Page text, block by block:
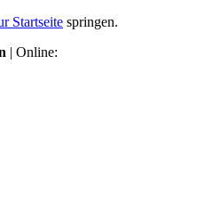
Startseite springen.
| Online: